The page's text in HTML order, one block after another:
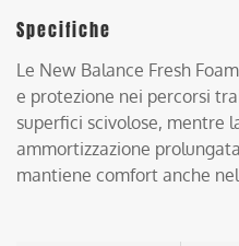
Specifiche
Le New Balance Fresh
e protezione nei percorsi
superfici scivolose, mentre
ammortizzazione
mantiene comfort anche